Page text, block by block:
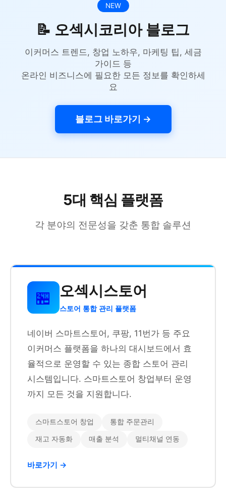
NEW
📝 오섹시코리아 블로그
이커머스 트렌드, 창업 노하우, 마케팅 팁, 세금
가이드 등
온라인 비즈니스에 필요한 모든 정보를 확인하세
요
블로그 바로가기 →
5대 핵심 플랫폼
각 분야의 전문성을 갖춘 통합 솔루션
🏪 오섹시스토어
스토어 통합 관리 플랫폼
네이버 스마트스토어, 쿠팡, 11번가 등 주요
이커머스 플랫폼을 하나의 대시보드에서 효
율적으로 운영할 수 있는 종합 스토어 관리
시스템입니다. 스마트스토어 창업부터 운영
까지 모든 것을 지원합니다.
스마트스토어 창업 통합 주문관리
재고 자동화 매출 분석 멀티채널 연동
바로가기 →